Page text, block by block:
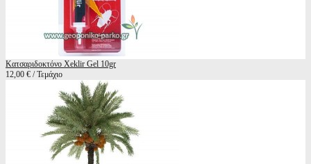
Κατσαριδοκτόνο Xeklir Gel 10gr
12,00 € / Τεμάχιο